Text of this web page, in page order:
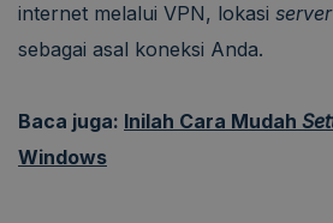
internet melalui VPN, lokasi server
sebagai asal koneksi Anda.
Baca juga: Inilah Cara Mudah
Windows